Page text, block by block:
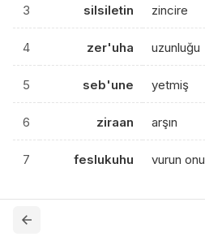
3 silsiletin zincire
4 zer'uha uzunluğu
5 seb'une yetmiş
6 ziraan arşın
7 feslukuhu vurun onu